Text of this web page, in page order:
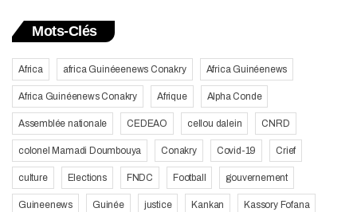
Mots-Clés
Africa africa Guinéeenews Conakry Africa Guinéenews
Africa Guinéenews Conakry Afrique Alpha Conde
Assemblée nationale CEDEAO cellou dalein CNRD
colonel Mamadi Doumbouya Conakry Covid-19 Crief
culture Elections FNDC Football gouvernement
Guineenews Guinée justice Kankan Kassory Fofana